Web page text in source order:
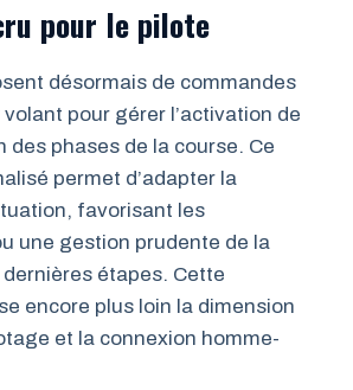
pour le pilote
désormais de commandes
pour gérer l’activation de
des phases de la course. Ce
permet d’adapter la
favorisant les
une gestion prudente de la
étapes. Cette
encore plus loin la dimension
et la connexion homme-